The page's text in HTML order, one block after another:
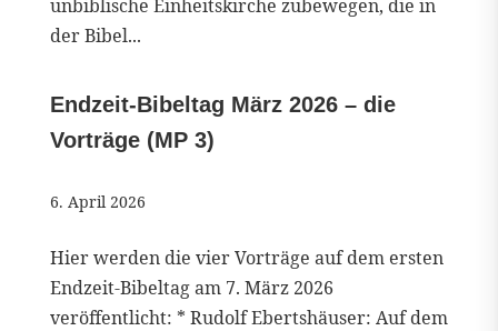
unbiblische Einheitskirche zubewegen, die in
der Bibel...
Endzeit-Bibeltag März 2026 – die
Vorträge (MP 3)
6. April 2026
Hier werden die vier Vorträge auf dem ersten
Endzeit-Bibeltag am 7. März 2026
veröffentlicht: * Rudolf Ebertshäuser: Auf dem